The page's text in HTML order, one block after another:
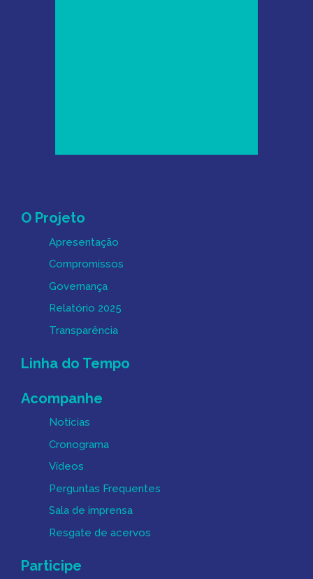
Mapa do Site
O Projeto
Apresentação
Compromissos
Governança
Relatório 2025
Transparência
Linha do Tempo
Acompanhe
Notícias
Cronograma
Vídeos
Perguntas Frequentes
Sala de imprensa
Resgate de acervos
Participe